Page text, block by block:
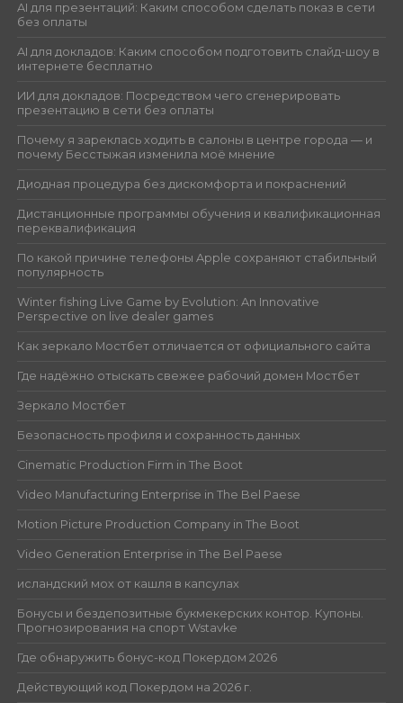
AI для презентаций: Каким способом сделать показ в сети
без оплаты
AI для докладов: Каким способом подготовить слайд-шоу в
интернете бесплатно
ИИ для докладов: Посредством чего сгенерировать
презентацию в сети без оплаты
Почему я зареклась ходить в салоны в центре города — и
почему Бесстыжая изменила моё мнение
Диодная процедура без дискомфорта и покраснений
Дистанционные программы обучения и квалификационная
переквалификация
По какой причине телефоны Apple сохраняют стабильный
популярность
Winter fishing Live Game by Evolution: An Innovative
Perspective on live dealer games
Как зеркало Мостбет отличается от официального сайта
Где надёжно отыскать свежее рабочий домен Мостбет
Зеркало Мостбет
Безопасность профиля и сохранность данных
Cinematic Production Firm in The Boot
Video Manufacturing Enterprise in The Bel Paese
Motion Picture Production Company in The Boot
Video Generation Enterprise in The Bel Paese
исландский мох от кашля в капсулах
Бонусы и бездепозитные букмекерских контор. Купоны.
Прогнозирования на спорт Wstavke
Где обнаружить бонус-код Покердом 2026
Действующий код Покердом на 2026 г.